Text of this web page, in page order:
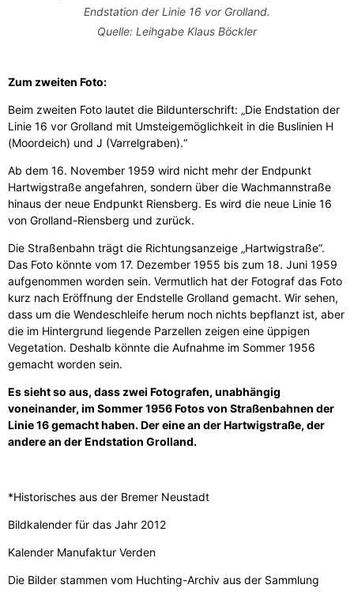
Endstation der Linie 16 vor Grolland.
Quelle: Leihgabe Klaus Böckler
Zum zweiten Foto:
Beim zweiten Foto lautet die Bildunterschrift: „Die Endstation der
Linie 16 vor Grolland mit Umsteigemöglichkeit in die Buslinien H
(Moordeich) und J (Varrelgraben).“
Ab dem 16. November 1959 wird nicht mehr der Endpunkt
Hartwigstraße angefahren, sondern über die Wachmannstraße
hinaus der neue Endpunkt Riensberg. Es wird die neue Linie 16
von Grolland-Riensberg und zurück.
Die Straßenbahn trägt die Richtungsanzeige „Hartwigstraße“.
Das Foto könnte vom 17. Dezember 1955 bis zum 18. Juni 1959
aufgenommen worden sein. Vermutlich hat der Fotograf das Foto
kurz nach Eröffnung der Endstelle Grolland gemacht. Wir sehen,
dass um die Wendeschleife herum noch nichts bepflanzt ist, aber
die im Hintergrund liegende Parzellen zeigen eine üppigen
Vegetation. Deshalb könnte die Aufnahme im Sommer 1956
gemacht worden sein.
Es sieht so aus, dass zwei Fotografen, unabhängig
voneinander, im Sommer 1956 Fotos von Straßenbahnen der
Linie 16 gemacht haben. Der eine an der Hartwigstraße, der
andere an der Endstation Grolland.
*Historisches aus der Bremer Neustadt
Bildkalender für das Jahr 2012
Kalender Manufaktur Verden
Die Bilder stammen vom Huchting-Archiv aus der Sammlung